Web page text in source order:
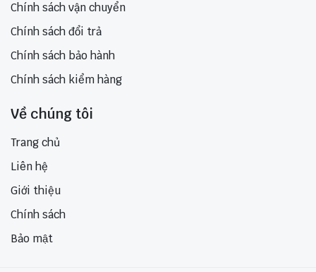
Chính sách vận chuyển
Chính sách đổi trả
Chính sách bảo hành
Chính sách kiểm hàng
Về chúng tôi
Trang chủ
Liên hệ
Giới thiệu
Chính sách
Bảo mật